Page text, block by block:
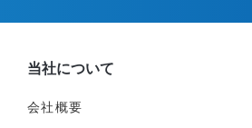
当社について
会社概要